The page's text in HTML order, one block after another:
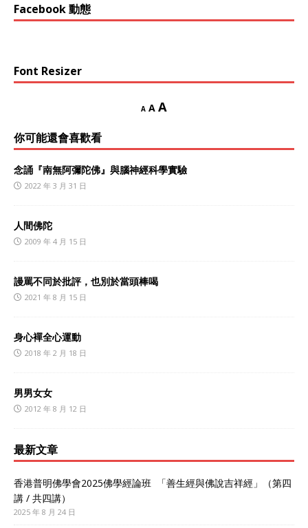
Facebook 動態
Font Resizer
A A A
你可能還會喜歡看
念誦『南無阿彌陀佛』與腦神經科學實驗
2022 年 3 月 31 日
人間佛陀
2009 年 4 月 15 日
謾罵不同於批評，也別於當頭棒喝
2021 年 8 月 15 日
身心襌全心運動
2018 年 2 月 18 日
男男女女
2012 年 8 月 12 日
最新文章
香港普明佛學會2025佛學經論班 「善生經與佛說吉祥經」（第四
講 / 共四講）
2025 年 8 月 24 日